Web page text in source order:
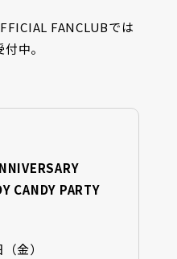
FANCLUBでは
中。
CANDY PARTY
金）